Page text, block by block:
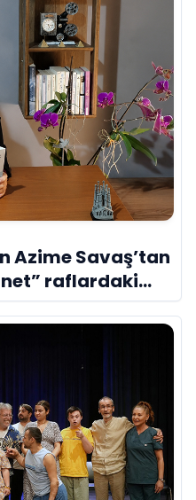
Azime Savaş’tan
raflardaki